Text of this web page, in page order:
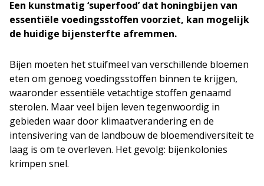
Een kunstmatig ‘superfood’ dat honingbijen van
essentiële voedingsstoffen voorziet, kan mogelijk
de huidige bijensterfte afremmen.
Bijen moeten het stuifmeel van verschillende bloemen
eten om genoeg voedingsstoffen binnen te krijgen,
waaronder essentiële vetachtige stoffen genaamd
sterolen. Maar veel bijen leven tegenwoordig in
gebieden waar door klimaatverandering en de
intensivering van de landbouw de bloemendiversiteit te
laag is om te overleven. Het gevolg: bijenkolonies
krimpen snel.